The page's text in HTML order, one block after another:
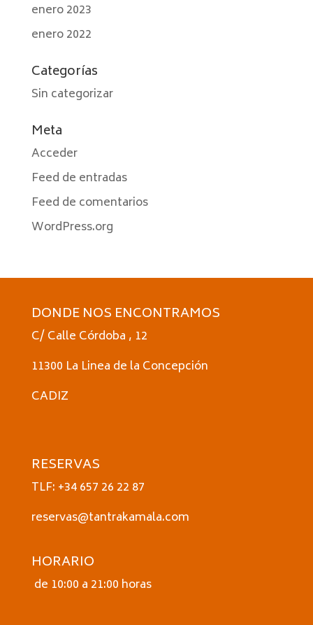
enero 2023
enero 2022
Categorías
Sin categorizar
Meta
Acceder
Feed de entradas
Feed de comentarios
WordPress.org
DONDE NOS ENCONTRAMOS
C/ Calle Córdoba , 12
11300 La Linea de la Concepción
CADIZ
RESERVAS
TLF: +34 657 26 22 87
reservas@tantrakamala.com
HORARIO
de 10:00 a 21:00 horas